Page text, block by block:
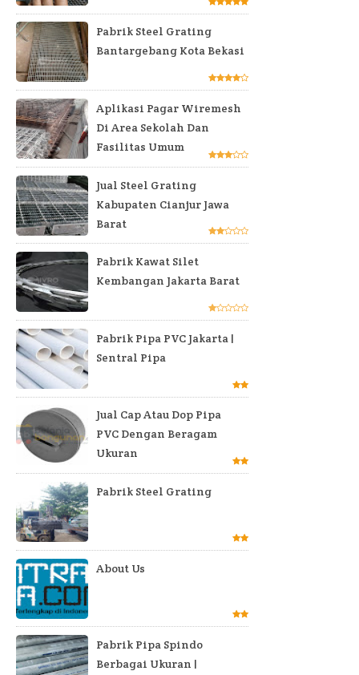
Pabrik Steel Grating
Bantargebang Kota Bekasi
Aplikasi Pagar Wiremesh
Di Area Sekolah Dan
Fasilitas Umum
Jual Steel Grating
Kabupaten Cianjur Jawa
Barat
Pabrik Kawat Silet
Kembangan Jakarta Barat
Pabrik Pipa PVC Jakarta |
Sentral Pipa
Jual Cap Atau Dop Pipa
PVC Dengan Beragam
Ukuran
Pabrik Steel Grating
About Us
Pabrik Pipa Spindo
Berbagai Ukuran |